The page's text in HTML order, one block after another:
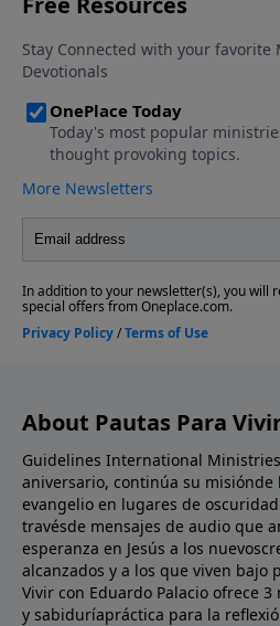
About Pautas Para
Guidelines International
aniversario, continúa su
evangelio en lugares de
travésde mensajes de audio que
esperanza en Jesús a los
alcanzados y a los que viven bajo
Vivir con Eduardo Palacio ofrece
y sabiduríapráctica para la